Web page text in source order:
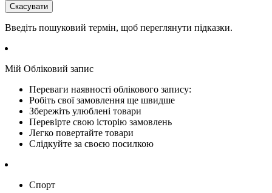
Скасувати
Введіть пошуковий термін, щоб переглянути підказки.
Мій Обліковий запис
Переваги наявності облікового запису:
Робіть свої замовлення ще швидше
Збережіть улюблені товари
Перевірте свою історію замовлень
Легко повертайте товари
Слідкуйте за своєю посилкою
Спорт